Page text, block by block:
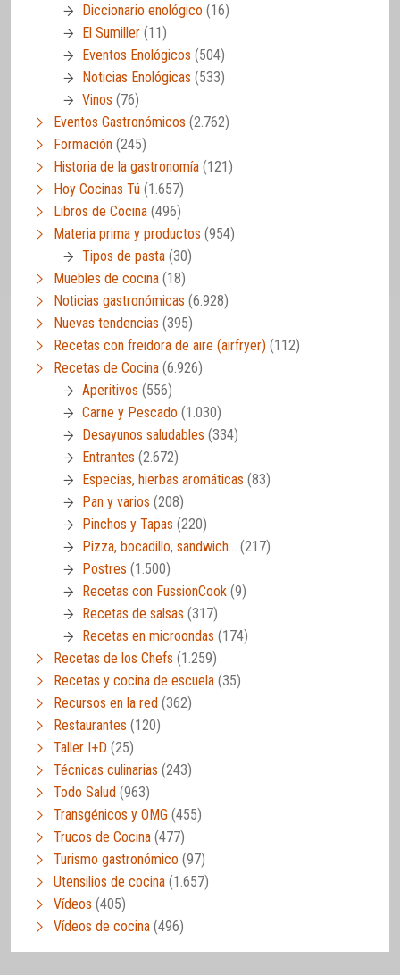
Diccionario enológico (16)
El Sumiller (11)
Eventos Enológicos (504)
Noticias Enológicas (533)
Vinos (76)
Eventos Gastronómicos (2.762)
Formación (245)
Historia de la gastronomía (121)
Hoy Cocinas Tú (1.657)
Libros de Cocina (496)
Materia prima y productos (954)
Tipos de pasta (30)
Muebles de cocina (18)
Noticias gastronómicas (6.928)
Nuevas tendencias (395)
Recetas con freidora de aire (airfryer) (112)
Recetas de Cocina (6.926)
Aperitivos (556)
Carne y Pescado (1.030)
Desayunos saludables (334)
Entrantes (2.672)
Especias, hierbas aromáticas (83)
Pan y varios (208)
Pinchos y Tapas (220)
Pizza, bocadillo, sandwich… (217)
Postres (1.500)
Recetas con FussionCook (9)
Recetas de salsas (317)
Recetas en microondas (174)
Recetas de los Chefs (1.259)
Recetas y cocina de escuela (35)
Recursos en la red (362)
Restaurantes (120)
Taller I+D (25)
Técnicas culinarias (243)
Todo Salud (963)
Transgénicos y OMG (455)
Trucos de Cocina (477)
Turismo gastronómico (97)
Utensilios de cocina (1.657)
Vídeos (405)
Vídeos de cocina (496)